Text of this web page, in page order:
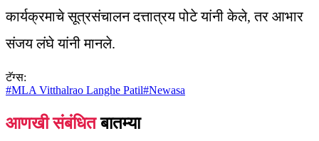
कार्यक्रमाचे सूत्रसंचालन दत्तात्रय पोटे यांनी केले, तर आभार
संजय लंघे यांनी मानले.
टॅग्स:
#MLA Vitthalrao Langhe Patil#Newasa
आणखी संबंधित बातम्या